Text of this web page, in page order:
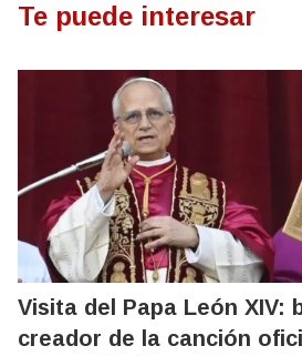
Te puede interesar
Visita del Papa León XIV:
creador de la canción